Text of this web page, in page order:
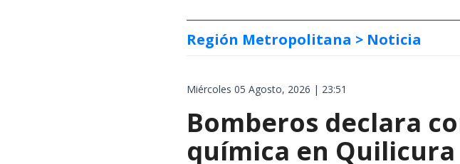
Región Metropolitana > Noticia
Miércoles 05 Agosto, 2026 | 23:51
Bomberos declara
química en